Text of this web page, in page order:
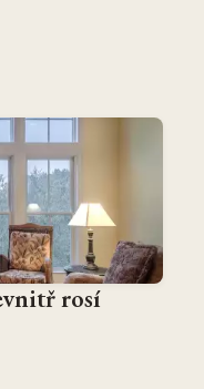
rosí